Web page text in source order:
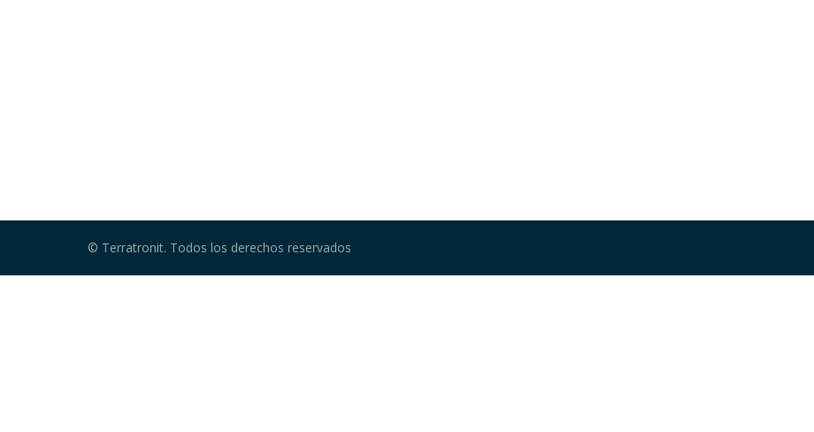
© Terratronit. Todos los derechos reservados